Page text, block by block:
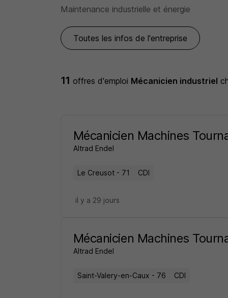
Maintenance industrielle et énergie
Toutes les infos de l'entreprise
11 offres d'emploi Mécanicien industriel
Mécanicien Machines
Altrad Endel
Le Creusot - 71 CDI
il y a 29 jours
Mécanicien Machines
Altrad Endel
Saint-Valery-en-Caux - 76 CDI